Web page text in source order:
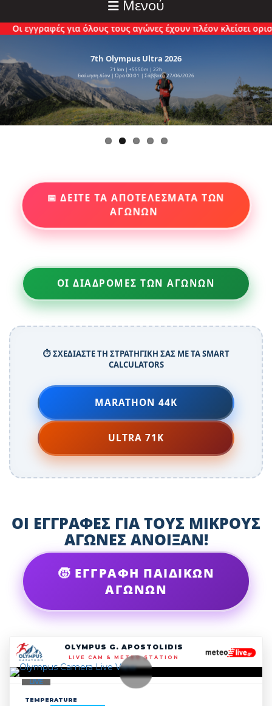
Μενού
για όλους τους αγώνες έχουν πλέον κλείσει οριστικά.
71 km | +5550m | 22h
Εκκίνηση Δίον | Ώρα 00:01 | Σάββατο 27/06/2026
7th Olympus Ultra 2026
📅 ΔΕΙΤΕ ΤΑ ΑΠΟΤΕΛΕΣΜΑΤΑ ΤΩΝ
ΑΓΩΝΩΝ
ΟΙ ΔΙΑΔΡΟΜΕΣ ΤΩΝ ΑΓΩΝΩΝ
⏱️ ΣΧΕΔΙΑΣΤΕ ΤΗ ΣΤΡΑΤΗΓΙΚΗ ΣΑΣ ΜΕ ΤΑ SMART
CALCULATORS
MARATHON 44K
ULTRA 71K
ΟΙ ΕΓΓΡΑΦΕΣ ΓΙΑ ΤΟΥΣ ΜΙΚΡΟΥΣ
ΑΓΩΝΕΣ ΑΝΟΙΞΑΝ!
🧒 ΕΓΓΡΑΦΗ ΠΑΙΔΙΚΩΝ
ΑΓΩΝΩΝ
OLYMPUS G. APOSTOLIDIS
LIVE CAM & METEO STATION
LIVE
TEMPERATURE